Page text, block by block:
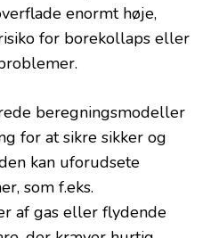
enormt høje,
for borekollaps eller
beregningsmodeller
for at sikre sikker og
kan uforudsete
som f.eks.
af gas eller flydende